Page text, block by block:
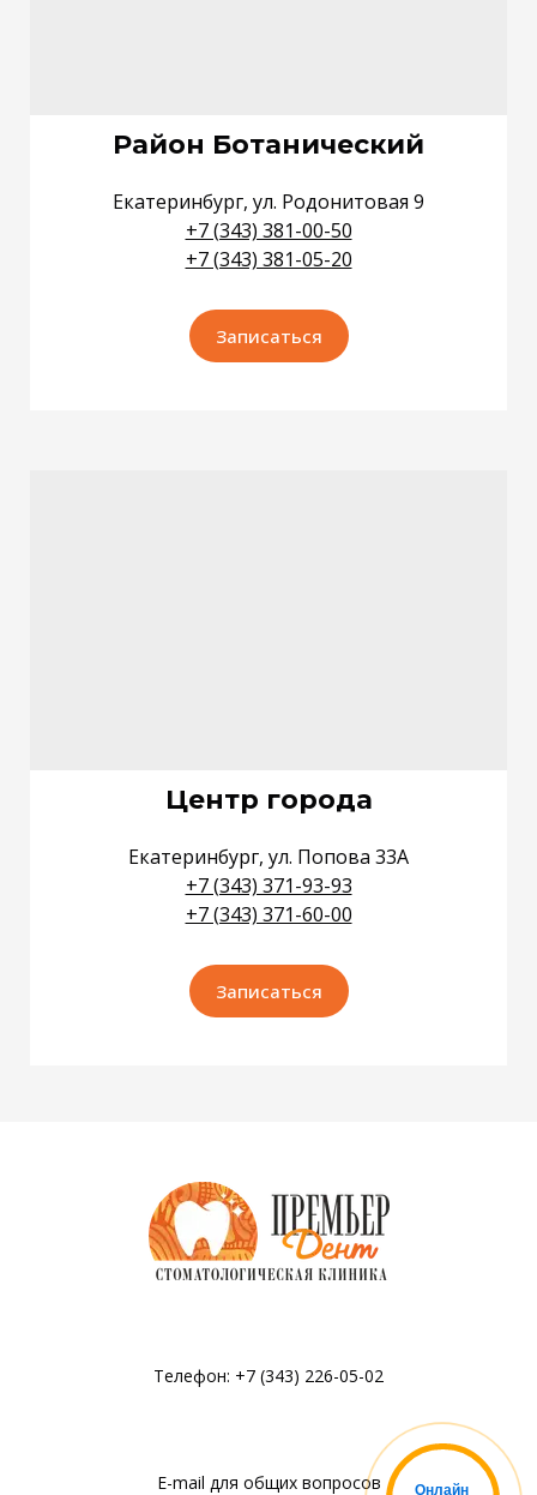
Онлайн
Район Ботанический
Екатеринбург, ул. Родонитовая 9
+7 (343) 381-00-50
+7 (343) 381-05-20
Записаться
Центр города
Екатеринбург, ул. Попова 33А
+7 (343) 371-93-93
+7 (343) 371-60-00
Записаться
Телефон: +7 (343) 226-05-02
E-mail для общих вопросов